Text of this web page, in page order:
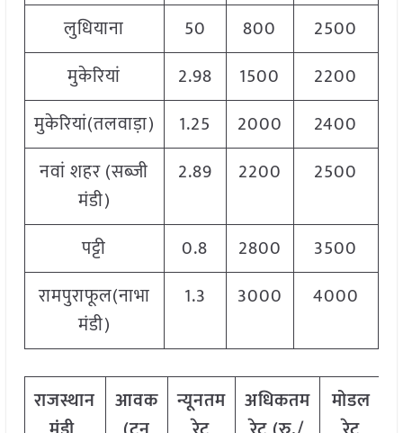
लुधियाना
50 800 2500
मुकेरियां
2.98 1500 2200
मुकेरियां(तलवाड़ा)
1.25 2000 2400
नवां शहर (सब्जी
मंडी)
2.89 2200 2500
पट्टी 0.8 2800 3500
रामपुराफूल(नाभा
मंडी)
1.3 3000 4000
राजस्थान
आवक
न्यूनतम
अधिकतम
मोडल